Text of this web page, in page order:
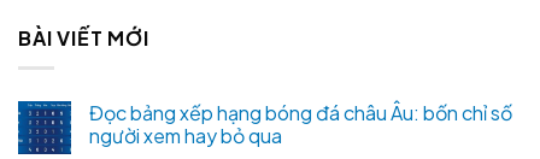
BÀI VIẾT MỚI
Đọc bảng xếp hạng bóng đá châu Âu: bốn chỉ số
người xem hay bỏ qua